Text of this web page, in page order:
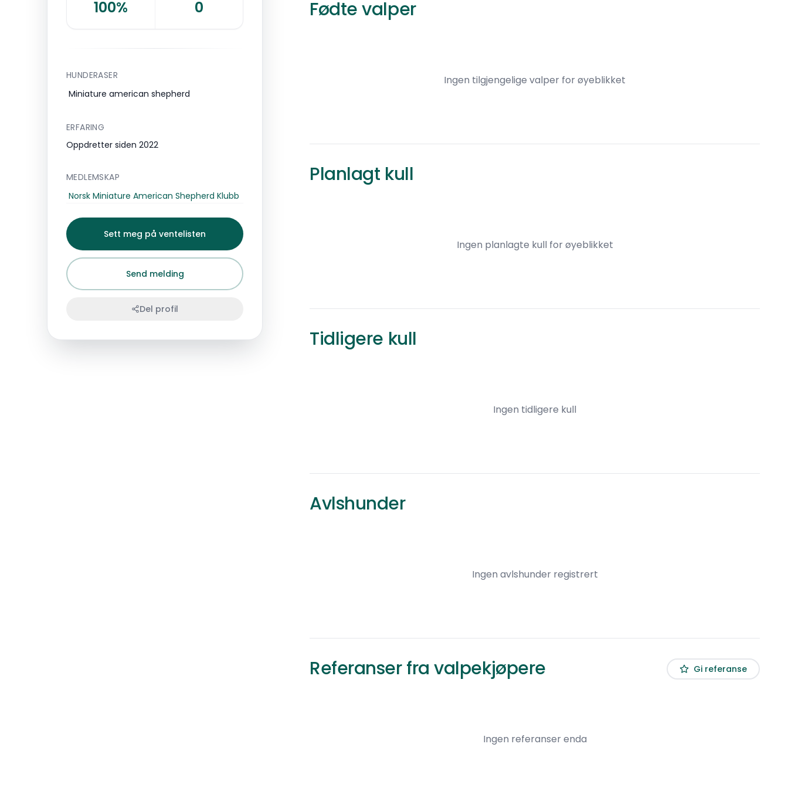
100% 0
HUNDERASER
Miniature american shepherd
ERFARING
Oppdretter siden 2022
MEDLEMSKAP
Norsk Miniature American Shepherd Klubb
Sett meg på ventelisten
Send melding
Del profil
Fødte valper
Ingen tilgjengelige valper for øyeblikket
Planlagt kull
Ingen planlagte kull for øyeblikket
Tidligere kull
Ingen tidligere kull
Avlshunder
Ingen avlshunder registrert
Referanser fra valpekjøpere Gi referanse
Ingen referanser enda